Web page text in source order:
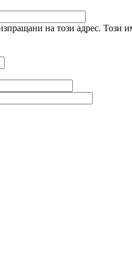
на този адрес. Този